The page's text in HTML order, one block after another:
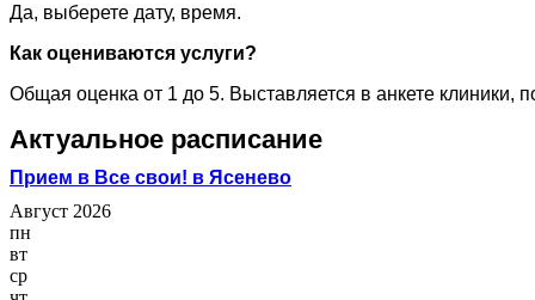
Да, выберете дату, время.
Как оцениваются услуги?
Общая оценка от 1 до 5. Выставляется в анкете клиники,
Актуальное расписание
Прием в Все свои! в Ясенево
Август 2026
пн
вт
ср